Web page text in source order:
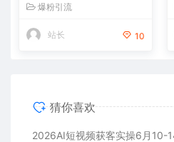
策略
爆粉引流
站长 10
猜你喜欢